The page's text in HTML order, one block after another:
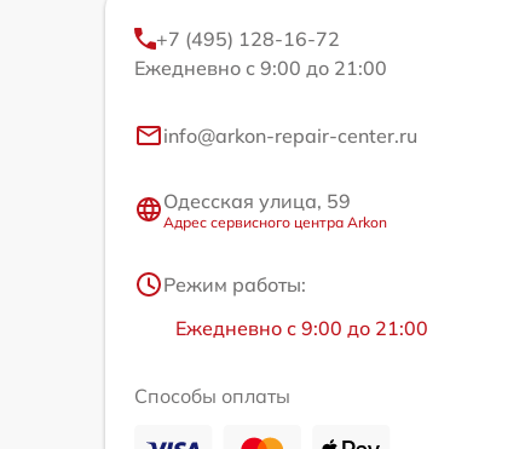
+7 (495) 128-16-72
Ежедневно с 9:00 до 21:00
info@arkon-repair-center.ru
Одесская улица, 59
Адрес сервисного центра Arkon
Режим работы:
Ежедневно с 9:00 до 21:00
Способы оплаты